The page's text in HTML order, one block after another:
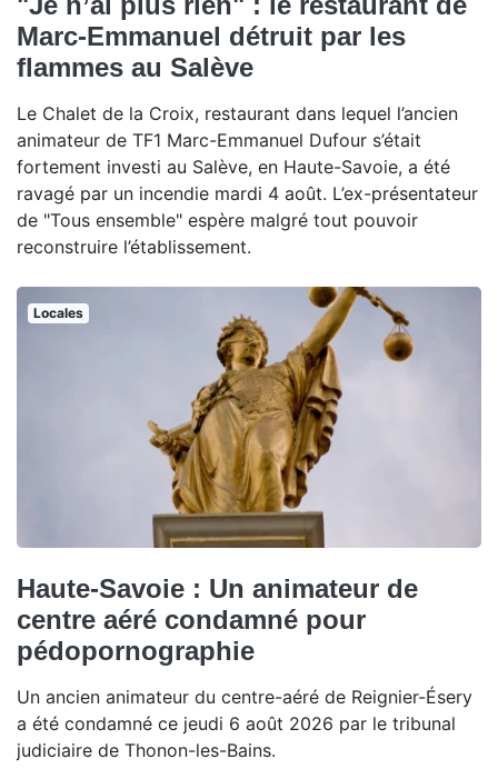
Marc-Emmanuel détruit par les
flammes au Salève
Le Chalet de la Croix, restaurant dans lequel l’ancien
animateur de TF1 Marc-Emmanuel Dufour s’était
fortement investi au Salève, en Haute-Savoie, a été
ravagé par un incendie mardi 4 août. L’ex-présentateur
de "Tous ensemble" espère malgré tout pouvoir
reconstruire l’établissement.
Locales
Haute-Savoie : Un animateur de
centre aéré condamné pour
pédopornographie
Un ancien animateur du centre-aéré de Reignier-Ésery
a été condamné ce jeudi 6 août 2026 par le tribunal
judiciaire de Thonon-les-Bains.